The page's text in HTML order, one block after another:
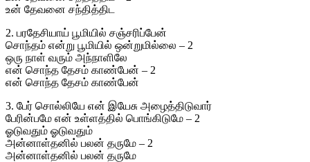
உன் தேவனை சந்தித்திட
2. பரதேசியாய் பூமியில் சஞ்சரிப்பேன்
சொந்தம் என்று பூமியில் ஒன்றுமில்லை – 2
ஒரு நாள் வரும் அந்நாளிலே
என் சொந்த தேசம் காண்பேன் – 2
என் சொந்த தேசம் காண்பேன்
3. பேர் சொல்லியே என் இயேசு அழைத்திடுவார்
பேரின்பமே என் உள்ளத்தில் பொங்கிடுமே – 2
ஓடுவதும் ஓடுவதும்
அன்னாள்தனில் பலன் தருமே – 2
அன்னாள்தனில் பலன் தருமே